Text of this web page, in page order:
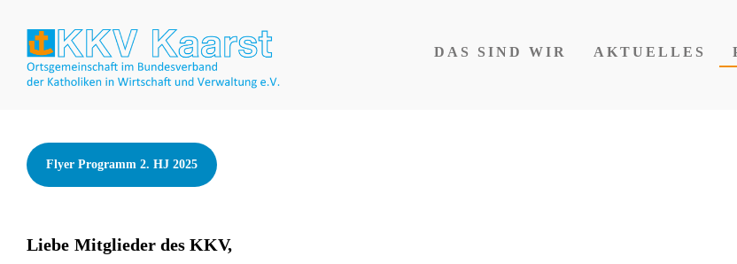
DAS SIND WIR AKTUELLES
Flyer Programm 2. HJ 2025
Liebe Mitglieder des KKV,